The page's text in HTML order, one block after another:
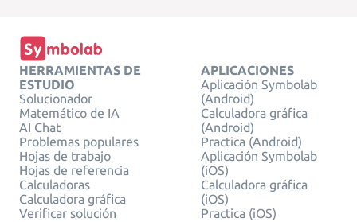
HERRAMIENTAS DE
ESTUDIO
Solucionador
Matemático de IA
AI Chat
Problemas populares
Hojas de trabajo
Hojas de referencia
Calculadoras
Calculadora gráfica
Verificar solución
APLICACIONES
Aplicación Symbolab
(Android)
Calculadora gráfica
(Android)
Practica (Android)
Aplicación Symbolab
(iOS)
Calculadora gráfica
(iOS)
Practica (iOS)